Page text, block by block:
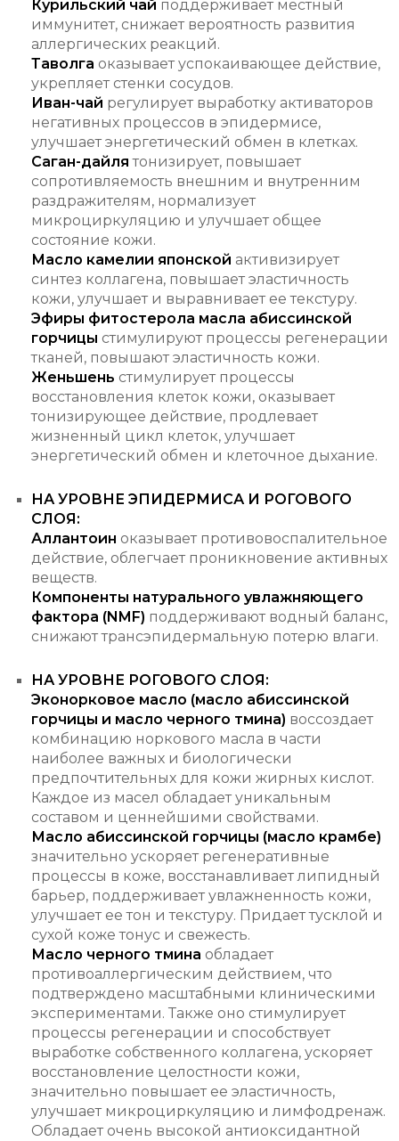
Курильский чай поддерживает местный
иммунитет, снижает вероятность развития
аллергических реакций.
Таволга оказывает успокаивающее действие,
укрепляет стенки сосудов.
Иван-чай регулирует выработку активаторов
негативных процессов в эпидермисе,
улучшает энергетический обмен в клетках.
Саган-дайля тонизирует, повышает
сопротивляемость внешним и внутренним
раздражителям, нормализует
микроциркуляцию и улучшает общее
состояние кожи.
Масло камелии японской активизирует
синтез коллагена, повышает эластичность
кожи, улучшает и выравнивает ее текстуру.
Эфиры фитостерола масла абиссинской
горчицы стимулируют процессы регенерации
тканей, повышают эластичность кожи.
Женьшень стимулирует процессы
восстановления клеток кожи, оказывает
тонизирующее действие, продлевает
жизненный цикл клеток, улучшает
энергетический обмен и клеточное дыхание.
НА УРОВНЕ ЭПИДЕРМИСА И РОГОВОГО
СЛОЯ:
Аллантоин оказывает противовоспалительное
действие, облегчает проникновение активных
веществ.
Компоненты натурального увлажняющего
фактора (NMF) поддерживают водный баланс,
снижают трансэпидермальную потерю влаги.
НА УРОВНЕ РОГОВОГО СЛОЯ:
Эконорковое масло (масло абиссинской
горчицы и масло черного тмина) воссоздает
комбинацию норкового масла в части
наиболее важных и биологически
предпочтительных для кожи жирных кислот.
Каждое из масел обладает уникальным
составом и ценнейшими свойствами.
Масло абиссинской горчицы (масло крамбе)
значительно ускоряет регенеративные
процессы в коже, восстанавливает липидный
барьер, поддерживает увлажненность кожи,
улучшает ее тон и текстуру. Придает тусклой и
сухой коже тонус и свежесть.
Масло черного тмина обладает
противоаллергическим действием, что
подтверждено масштабными клиническими
экспериментами. Также оно стимулирует
процессы регенерации и способствует
выработке собственного коллагена, ускоряет
восстановление целостности кожи,
значительно повышает ее эластичность,
улучшает микроциркуляцию и лимфодренаж.
Обладает очень высокой антиоксидантной